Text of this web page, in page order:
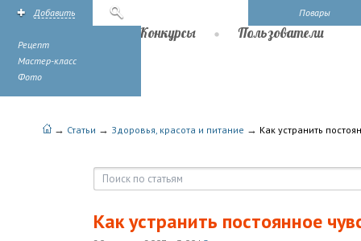
Повары
Добавить
Рецепт
Мастер-класс
Фото
Конкурсы Пользователи
→ Статьи → Здоровья, красота и питание → Как устранить
Как устранить постоянное